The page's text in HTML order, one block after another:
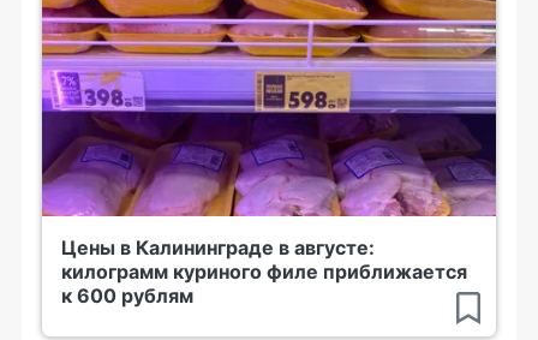
Цены в Калининграде в августе:
килограмм куриного филе приближается
к 600 рублям